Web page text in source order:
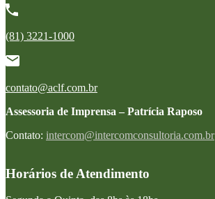
(81) 3221-1000
contato@aclf.com.br
Assessoria de Imprensa – Patrícia Raposo
Contato: intercom@intercomconsultoria.com.br
Horários de Atendimento